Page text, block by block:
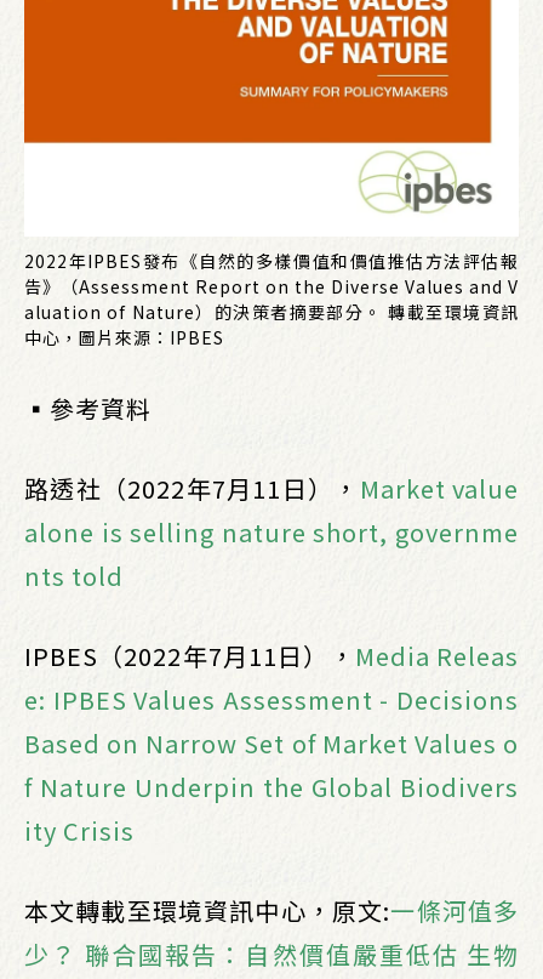
2022年IPBES發布《自然的多樣價值和價值推估方法評估報
告》（Assessment Report on the Diverse Values and V
aluation of Nature）的決策者摘要部分。 轉載至環境資訊
中心，圖片來源：IPBES
▪︎參考資料
路透社（2022年7月11日）， Market value
alone is selling nature short, governme
nts told
IPBES（2022年7月11日）， Media Releas
e: IPBES Values Assessment - Decisions
Based on Narrow Set of Market Values o
f Nature Underpin the Global Biodivers
ity Crisis
本文轉載至環境資訊中心，原文:一條河值多
少？ 聯合國報告：自然價值嚴重低估 生物